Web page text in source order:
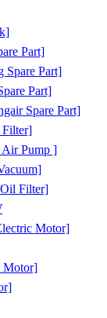
Part]
Part]
Part]
Spare Part]
Pump ]
Filter]
Motor]